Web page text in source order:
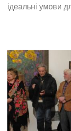
ідеальні умови